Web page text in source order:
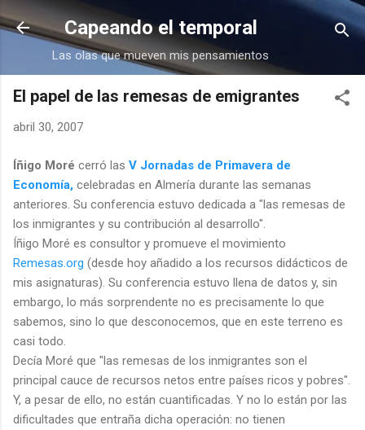
Ir al contenido principal
Capeando el temporal
Las olas que mueven mis pensamientos
El papel de las remesas de emigrantes
abril 30, 2007
Íñigo Moré cerró las V Jornadas de Primavera de
Economía, celebradas en Almería durante las semanas
anteriores. Su conferencia estuvo dedicada a "las remesas de
los inmigrantes y su contribución al desarrollo".
Íñigo Moré es consultor y promueve el movimiento
Remesas.org (desde hoy añadido a los recursos didácticos de
mis asignaturas). Su conferencia estuvo llena de datos y, sin
embargo, lo más sorprendente no es precisamente lo que
sabemos, sino lo que desconocemos, que en este terreno es
casi todo.
Decía Moré que "las remesas de los inmigrantes son el
principal cauce de recursos netos entre países ricos y pobres".
Y, a pesar de ello, no están cuantificadas. Y no lo están por las
dificultades que entraña dicha operación: no tienen